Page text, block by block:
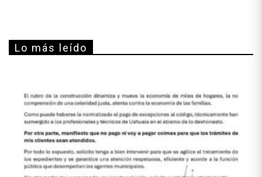
Lo más leído